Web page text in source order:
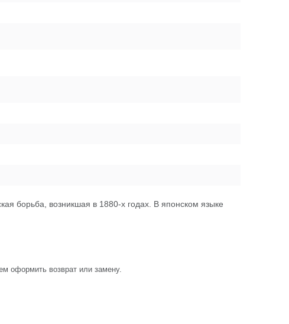
борьба, возникшая в 1880-х годах. В японском языке
оформить возврат или замену.